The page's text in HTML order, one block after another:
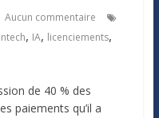
Aucun commentaire
, IA, licenciements,
de 40 % des
paiements qu’il a